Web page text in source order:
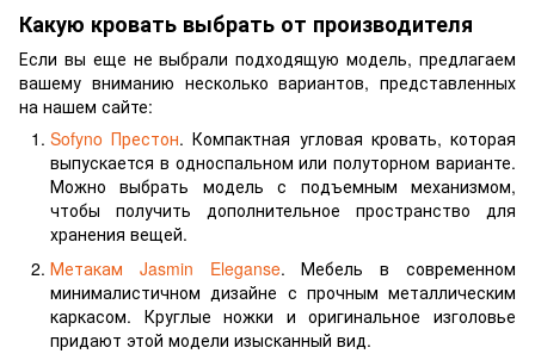
Какую кровать выбрать от производителя
Если вы еще не выбрали подходящую модель, предлагаем
вашему вниманию несколько вариантов, представленных
на нашем сайте:
Sofyno Престон. Компактная угловая кровать, которая
выпускается в односпальном или полуторном варианте.
Можно выбрать модель с подъемным механизмом,
чтобы получить дополнительное пространство для
хранения вещей.
Метакам Jasmin Eleganse. Мебель в современном
минималистичном дизайне с прочным металлическим
каркасом. Круглые ножки и оригинальное изголовье
придают этой модели изысканный вид.